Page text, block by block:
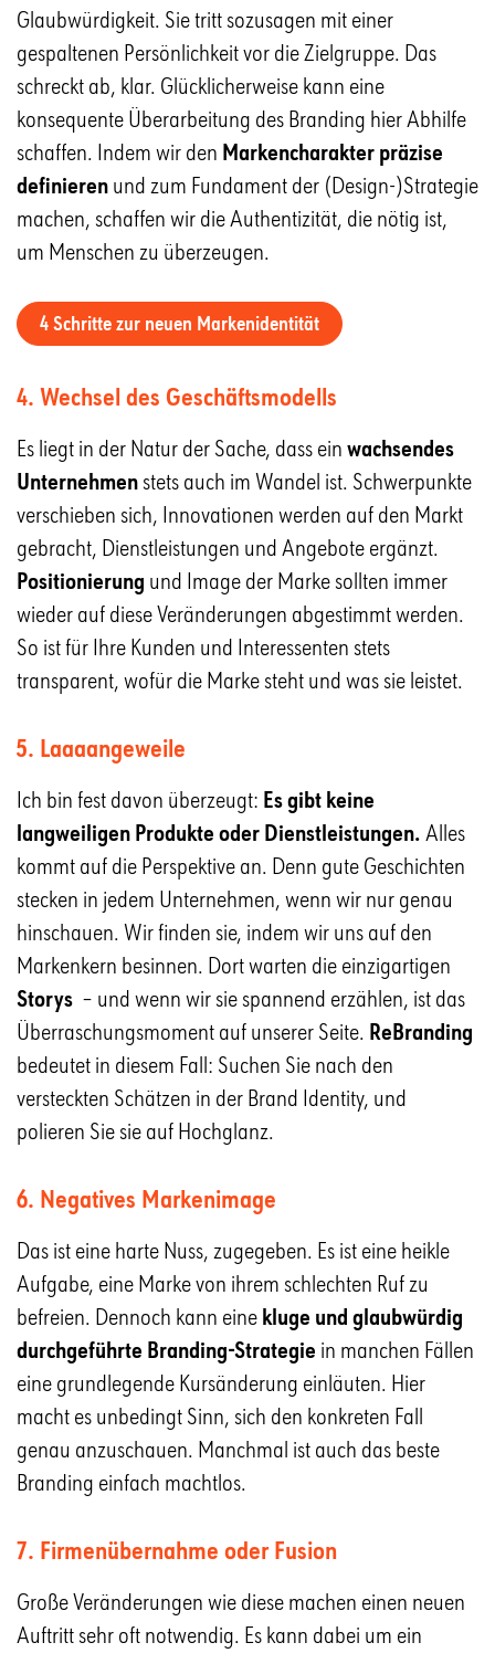
Glaubwürdigkeit. Sie tritt sozusagen mit einer
gespaltenen Persönlichkeit vor die Zielgruppe. Das
schreckt ab, klar. Glücklicherweise kann eine
konsequente Überarbeitung des Branding hier Abhilfe
schaffen. Indem wir den Markencharakter präzise
definieren und zum Fundament der (Design-)Strategie
machen, schaffen wir die Authentizität, die nötig ist,
um Menschen zu überzeugen.
4 Schritte zur neuen Markenidentität
4. Wechsel des Geschäftsmodells
Es liegt in der Natur der Sache, dass ein wachsendes
Unternehmen stets auch im Wandel ist. Schwerpunkte
verschieben sich, Innovationen werden auf den Markt
gebracht, Dienstleistungen und Angebote ergänzt.
Positionierung und Image der Marke sollten immer
wieder auf diese Veränderungen abgestimmt werden.
So ist für Ihre Kunden und Interessenten stets
transparent, wofür die Marke steht und was sie leistet.
5. Laaaangeweile
Ich bin fest davon überzeugt: Es gibt keine
langweiligen Produkte oder Dienstleistungen. Alles
kommt auf die Perspektive an. Denn gute Geschichten
stecken in jedem Unternehmen, wenn wir nur genau
hinschauen. Wir finden sie, indem wir uns auf den
Markenkern besinnen. Dort warten die einzigartigen
Storys ­ – und wenn wir sie spannend erzählen, ist das
Überraschungsmoment auf unserer Seite. ReBranding
bedeutet in diesem Fall: Suchen Sie nach den
versteckten Schätzen in der Brand Identity, und
polieren Sie sie auf Hochglanz.
6. Negatives Markenimage
Das ist eine harte Nuss, zugegeben. Es ist eine heikle
Aufgabe, eine Marke von ihrem schlechten Ruf zu
befreien. Dennoch kann eine kluge und glaubwürdig
durchgeführte Branding-Strategie in manchen Fällen
eine grundlegende Kursänderung einläuten. Hier
macht es unbedingt Sinn, sich den konkreten Fall
genau anzuschauen. Manchmal ist auch das beste
Branding einfach machtlos.
7. Firmenübernahme oder Fusion
Große Veränderungen wie diese machen einen neuen
Auftritt sehr oft notwendig. Es kann dabei um ein